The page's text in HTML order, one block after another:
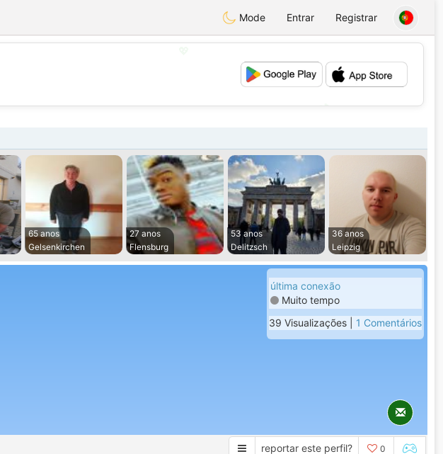
Mode Entrar Registrar
💕
65 anos
Gelsenkirchen
27 anos
Flensburg
53 anos
Delitzsch
36 anos
Leipzig
última conexão
Muito tempo
39 Visualizações | 1 Comentários
reportar este perfil? 0